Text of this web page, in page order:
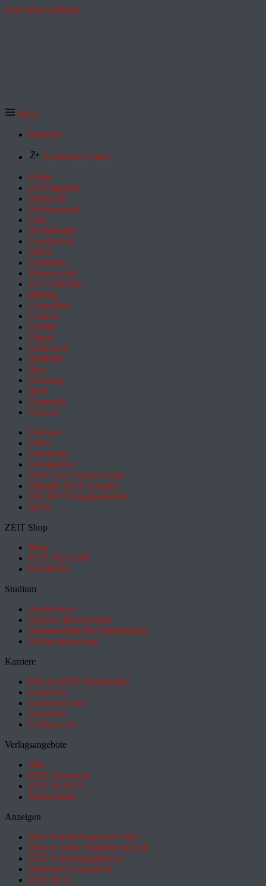
Zum Inhalt springen
Menü
Startseite
Exklusive Artikel
Politik
ZEITmagazin
Wirtschaft
Wochenmarkt
Geld
Wochenende
Gesellschaft
Arbeit
Feuilleton
Wissenschaft
Pol. Feuilleton
Bildung
Gesundheit
Campus
Familie
Digital
Entdecken
Mobilität
Sinn
Hamburg
Sport
Österreich
Schweiz
Podcasts
Video
Newsletter
Schlagzeilen
Daten und Visualisierung
Aktuelle ZEIT-Ausgabe
DIE ZEIT Ausgabenarchiv
Spiele
ZEIT Shop
Shop
ZEIT BÜCHER
Geschenke
Studium
HeyStudium
Studium-Interessentest
Suchmaschine für Studiengänge
Hochschulranking
Karriere
Jobs im ZEIT Stellenmarkt
academics
academics.com
GoodJobs
e-fellows.net
Verlagsangebote
Abo
ZEIT Akademie
ZEIT REISEN
Partnersuche
Anzeigen
Most Wanted Employer 2026
How it works: Studium und Job
ZEIT Forschungskosmos
Deutsches Schulportal
ZEIT für X